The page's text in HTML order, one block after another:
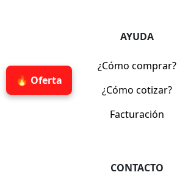
🔥 Oferta
AYUDA
¿Cómo comprar?
¿Cómo cotizar?
Facturación
CONTACTO